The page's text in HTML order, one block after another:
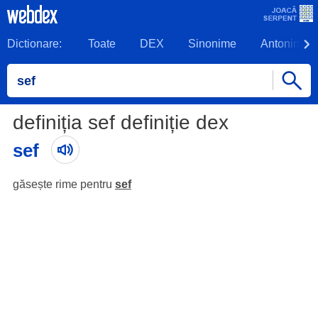
Dictionare: Toate DEX Sinonime Antonime
definiția sef definiție dex
sef
găsește rime pentru sef